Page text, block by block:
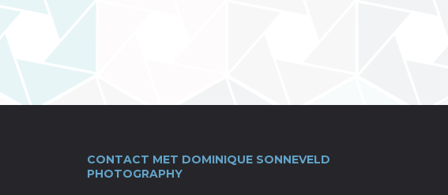
CONTACT MET DOMINIQUE SONNEVELD
PHOTOGRAPHY